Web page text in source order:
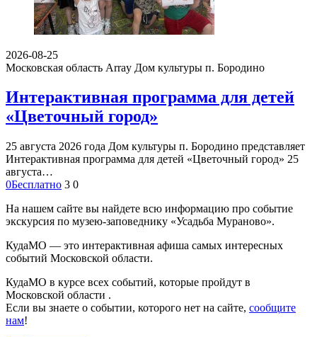
2026-08-25
Московская область Array Дом культуры п. Бородино
Интерактивная программа для детей
«Цветочный город»
25 августа 2026 года Дом культуры п. Бородино представляет
Интерактивная программа для детей «Цветочный город» 25
августа…
0Бесплатно 3 0
На нашем сайте вы найдете всю информацию про событие
экскурсия по музею-заповеднику «Усадьба Мураново».
КудаМО — это интерактивная афиша самых интересных
событий Московской области.
КудаМО в курсе всех событий, которые пройдут в
Московской области .
Если вы знаете о событии, которого нет на сайте, сообщите
нам!